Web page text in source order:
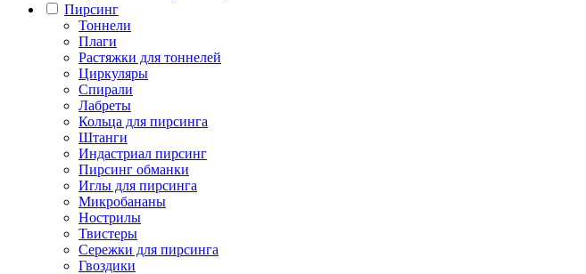
Пирсинг
Тоннели
Плаги
Растяжки для тоннелей
Циркуляры
Спирали
Лабреты
Кольца для пирсинга
Штанги
Индастриал пирсинг
Пирсинг обманки
Иглы для пирсинга
Микробананы
Нострилы
Твистеры
Сережки для пирсинга
Гвоздики